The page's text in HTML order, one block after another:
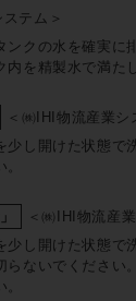
テム＞
クの水を確実に
を精製水で満た
＜㈱IHI物流産業シ
し開けた状態で
＜㈱IHI物流産
し開けた状態で
ないでください。